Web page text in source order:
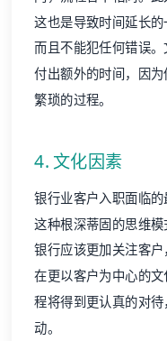
这也是导致时间延长的
而且不能犯任何错误
付出额外的时间，因
繁琐的过程。
4. 文化因素
银行业客户入职面临
这种根深蒂固的思维模
银行应该更加关注客户
在更以客户为中心的
程将得到更认真的对
动。